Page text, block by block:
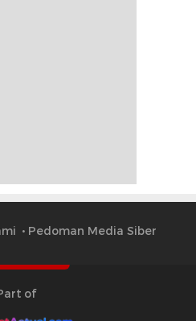
Pedoman Media Siber
of